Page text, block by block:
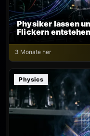
Physiker lassen
Flickern entstehen
3 Monate her
Physics